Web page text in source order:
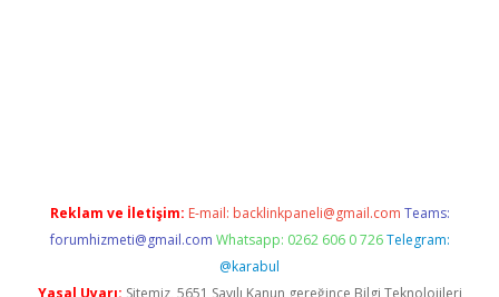
Reklam ve İletişim: E-mail: backlinkpaneli@gmail.com Teams:
forumhizmeti@gmail.com Whatsapp: 0262 606 0 726 Telegram:
@karabul
Yasal Uyarı: Sitemiz, 5651 Sayılı Kanun gereğince Bilgi Teknolojileri